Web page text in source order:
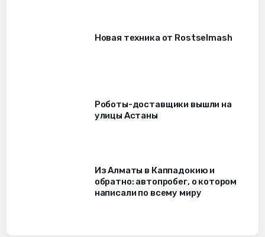
Новая техника от Rostselmash
Роботы-доставщики вышли на
улицы Астаны
Из Алматы в Каппадокию и
обратно: автопробег, о котором
написали по всему миру